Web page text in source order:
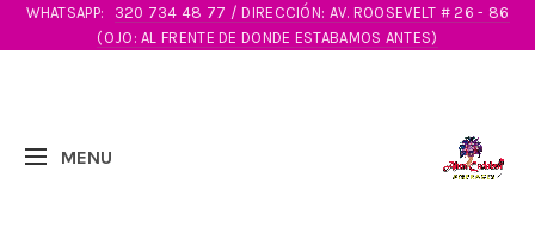
WHATSAPP:
320 734 48 77 / DIRECCIÓN: AV. ROOSEVELT # 26 - 86
(OJO: AL FRENTE DE DONDE ESTABAMOS ANTES)